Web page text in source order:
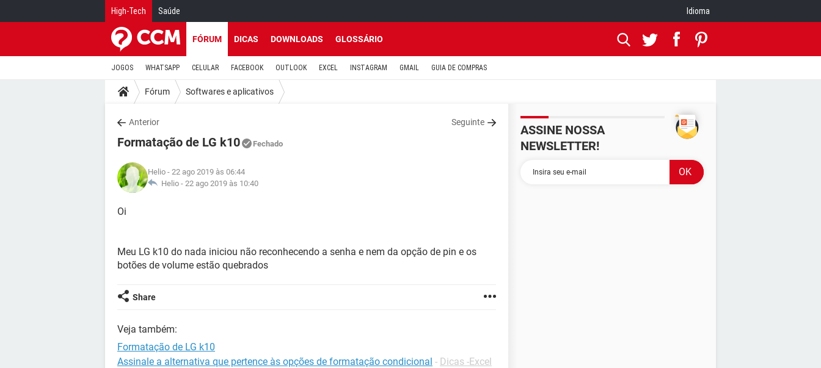
High-Tech Saúde Idioma
FÓRUM DICAS DOWNLOADS GLOSSÁRIO
JOGOS WHATSAPP CELULAR FACEBOOK OUTLOOK EXCEL INSTAGRAM GMAIL GUIA DE COMPRAS
Fórum Softwares e aplicativos
Anterior Seguinte
Formatação de LG k10 Fechado
Helio - 22 ago 2019 às 06:44
Helio - 22 ago 2019 às 10:40
Oi
Meu LG k10 do nada iniciou não reconhecendo a senha e nem da opção de pin e os
botões de volume estão quebrados
Share
Veja também:
Formatação de LG k10
Assinale a alternativa que pertence às opções de formatação condicional - Dicas -Excel
ASSINE NOSSA
NEWSLETTER!